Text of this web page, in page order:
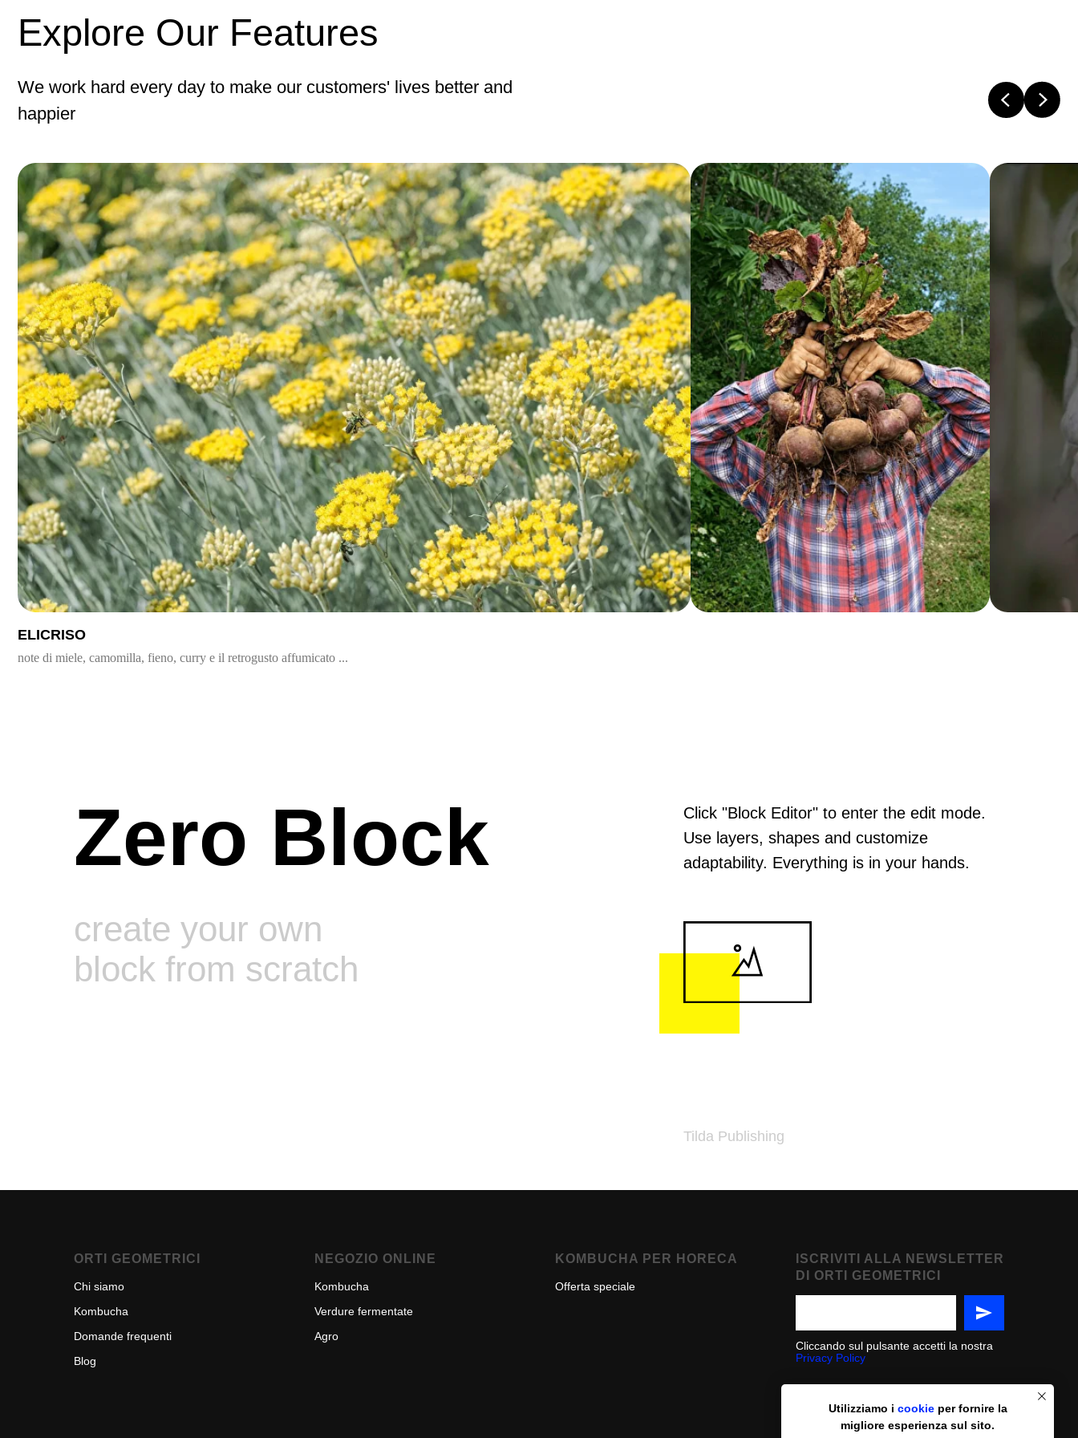
Utilizziamo i cookieper fornire la
migliore esperienza sul sito.
ELICRISO
note di miele, camomilla, fieno, curry e il retrogusto affumicato ...
Zero Block
Click "Block Editor" to enter the edit mode.
Use layers, shapes and customize
adaptability. Everything is in your hands.
Tilda Publishing
create your own
block from scratch
ORTI GEOMETRICI
Chi siamo
Kombucha
Domande frequenti
Blog
NEGOZIO ONLINE
Kombucha
Verdure fermentate
Agro
KOMBUCHA PER HORECA
Offerta speciale
ISCRIVITI ALLA NEWSLETTER
DI ORTI GEOMETRICI
Cliccando sul pulsante accetti la nostra
Privacy Policy